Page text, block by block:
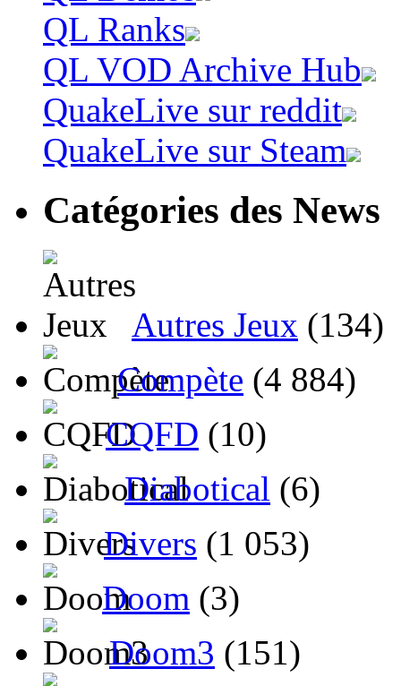
QL Ranks
QL VOD Archive Hub
QuakeLive sur reddit
QuakeLive sur Steam
Catégories des News
Autres Jeux (134)
Compète (4 884)
CQFD (10)
Diabotical (6)
Divers (1 053)
Doom (3)
Doom3 (151)